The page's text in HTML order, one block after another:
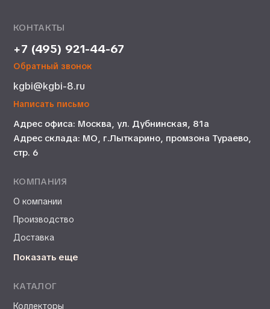
КОНТАКТЫ
+7 (495) 921-44-67
Обратный звонок
kgbi@kgbi-8.ru
Написать письмо
Адрес офиса: Москва, ул. Дубнинская, 81а
Адрес склада: МО, г.Лыткарино, промзона Тураево,
стр. 6
КОМПАНИЯ
О компании
Производство
Доставка
Показать еще
КАТАЛОГ
Коллекторы